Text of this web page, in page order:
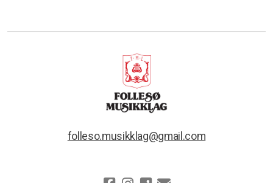
folleso.musikklag@gmail.com